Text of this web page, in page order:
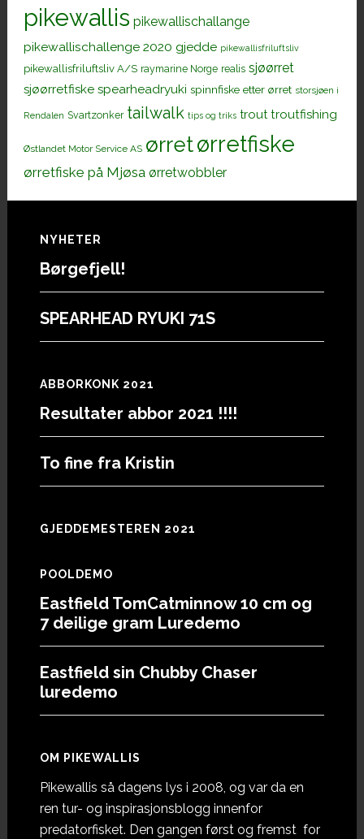
pikewallis pikewallischallange
pikewallischallenge 2020 gjedde pikewallisfriluftsliv
pikewallisfriluftsliv A/S raymarine Norge realis sjøørret
sjøørretfiske spearheadryuki spinnfiske etter ørret storsjøen i
Rendalen Svartzonker tailwalk tips og triks trout troutfishing
Østlandet Motor Service AS ørretørretfiske
ørretfiske på Mjøsa ørretwobbler
Footer
NYHETER
Børgefjell!
SPEARHEAD RYUKI 71S
ABBORKONK 2021
Resultater abbor 2021 !!!!
To fine fra Kristin
GJEDDEMESTEREN 2021
POOLDEMO
Eastfield TomCatminnow 10 cm og
7 deilige gram Luredemo
Eastfield sin Chubby Chaser
luredemo
OM PIKEWALLIS
Pikewallis så dagens lys i 2008, og var da en
ren tur- og inspirasjonsblogg innenfor
predatorfisket. Den gangen først og fremst for